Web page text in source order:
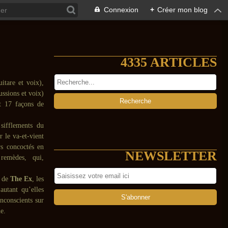
Connexion + Créer mon blog
et voix),
et voix)
17 façons de
du
le va-et-vient
concoctés en
qui,
The Ex, les
qu’elles
sur
4335 ARTICLES
NEWSLETTER